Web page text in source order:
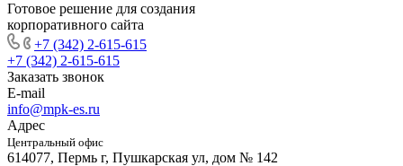
Готовое решение для создания
корпоративного сайта
+7 (342) 2-615-615
+7 (342) 2-615-615
Заказать звонок
E-mail
info@mpk-es.ru
Адрес
Центральный офис
614077, Пермь г, Пушкарская ул, дом № 142